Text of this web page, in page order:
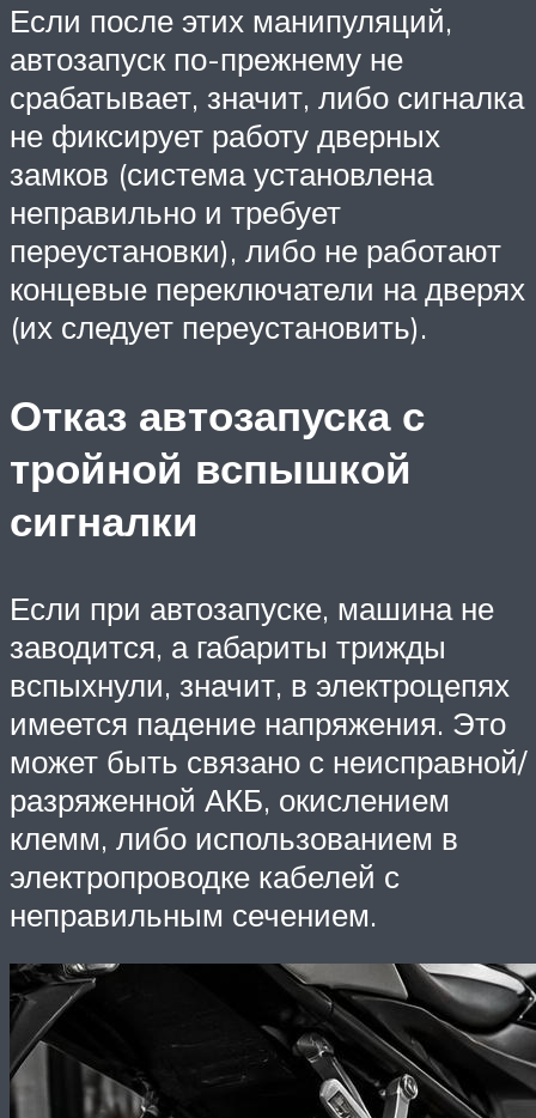
Если после этих манипуляций,
автозапуск по-прежнему не
срабатывает, значит, либо сигналка
не фиксирует работу дверных
замков (система установлена
неправильно и требует
переустановки), либо не работают
концевые переключатели на дверях
(их следует переустановить).
Отказ автозапуска с
тройной вспышкой
сигналки
Если при автозапуске, машина не
заводится, а габариты трижды
вспыхнули, значит, в электроцепях
имеется падение напряжения. Это
может быть связано с неисправной/
разряженной АКБ, окислением
клемм, либо использованием в
электропроводке кабелей с
неправильным сечением.